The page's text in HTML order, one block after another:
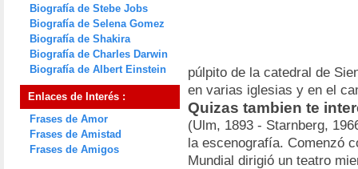
Biografía de Stebe Jobs
Biografía de Selena Gomez
Biografía de Shakira
Biografía de Charles Darwin
Biografía de Albert Einstein
Enlaces de Interés :
Frases de Amor
Frases de Amistad
Frases de Amigos
púlpito de la catedral de
en varias iglesias y en el
Quizas tambien te
(Ulm, 1893 - Starnberg,
la escenografía. Comenzó
Mundial dirigió un teatro